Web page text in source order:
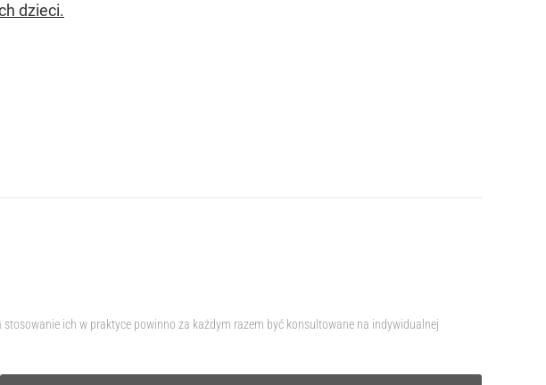
dzieci.
ich w praktyce powinno za każdym razem być konsultowane na indywidualnej